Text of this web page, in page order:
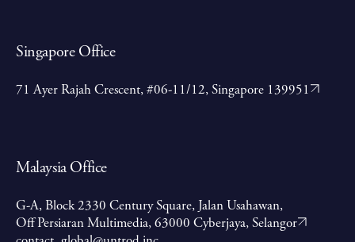
Singapore Office
71 Ayer Rajah Crescent, #06-11/12, Singapore 139951
Malaysia Office
G-A, Block 2330 Century Square, Jalan Usahawan,
Off Persiaran Multimedia, 63000 Cyberjaya, Selangor